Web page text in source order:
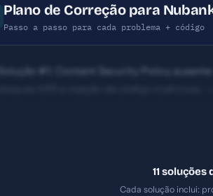
Plano de Correção para
Passo a passo para cada problema + código
Solução #1: Content Security Policy
description com 94 caracteres (ideal: 120-
11
Cada solução inclui: